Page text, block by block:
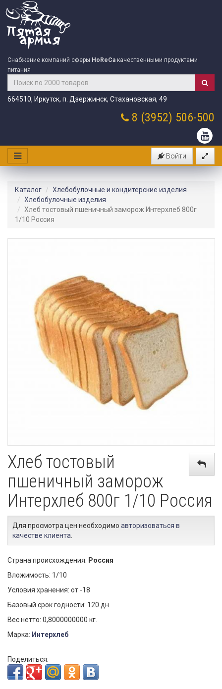
Снабжение компаний сферы HoReCa качественными продуктами
питания
664510, Иркутск, п. Дзержинск, Стахановская, 49
8 (3952) 506-500
Войти
Каталог
Хлебобулочные и кондитерские изделия
Хлебобулочные изделия
Хлеб тостовый пшеничный заморож Интерхлеб 800г
1/10 Россия
Хлеб тостовый
пшеничный заморож
Интерхлеб 800г 1/10 Россия
Для просмотра цен необходимо авторизоваться в
качестве клиента
Страна происхождения: Россия
Вложимость: 1/10
Условия хранения: от -18
Базовый срок годности: 120 дн.
Вес нетто: 0,8000000000 кг.
Марка: Интерхлеб
Поделиться: